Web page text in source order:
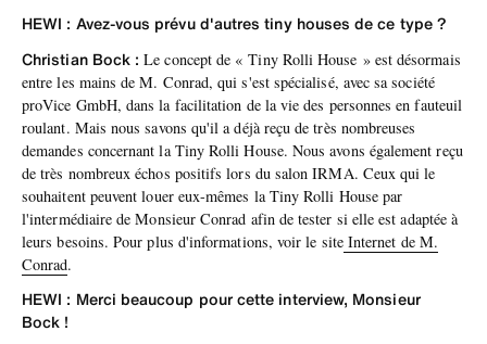
HEWI : Avez-vous prévu d'autres tiny houses de ce type ?
Christian Bock :Le concept de « Tiny Rolli House » est désormais
entre les mains de M. Conrad, qui s'est spécialisé, avec sa société
proVice GmbH, dans la facilitation de la vie des personnes en fauteuil
roulant. Mais nous savons qu'il a déjà reçu de très nombreuses
demandes concernant la Tiny Rolli House. Nous avons également reçu
de très nombreux échos positifs lors du salon IRMA. Ceux qui le
souhaitent peuvent louer eux-mêmes la Tiny Rolli House par
l'intermédiaire de Monsieur Conrad afin de tester si elle est adaptée à
leurs besoins. Pour plus d'informations, voir le siteInternet de M.
Conrad.
HEWI : Merci beaucoup pour cette interview, Monsieur
Bock !